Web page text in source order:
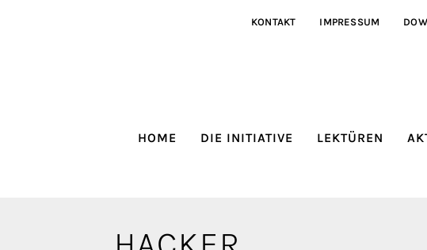
KONTAKT IMPRESSUM
HOME DIE INITIATIVE LEKTÜREN